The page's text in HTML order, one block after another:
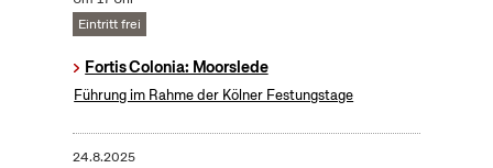
Eintritt frei
Fortis Colonia: Moorslede
Führung im Rahme der Kölner Festungstage
24.8.2025